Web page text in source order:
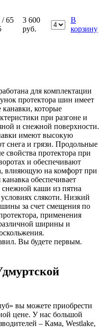
/ 65
3 600
руб.
В
корзину
для комплектации
протектора шин имеет
которые
при разгоне и
и снежной поверхности.
имеют высокую
снега и грязи. Продольные
свойства протектора при
и обеспечивают
влияющую на комфорт при
обеспечивает
каши из пятна
слякоти. Низкий
за счет смещения по
применения
ширины и
Вы будете первым.
вы можете приобрести
цене. У нас большой
– Кама, Westlake,